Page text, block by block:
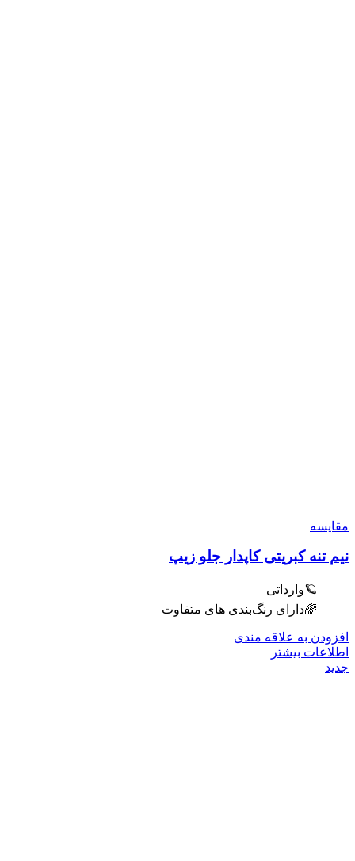
مقایسه
نیم تنه کبریتی کاپدار جلو زیپ
🪐وارداتی
🌈دارای رنگ‌بندی های متفاوت
افزودن به علاقه مندی
اطلاعات بیشتر
جدید